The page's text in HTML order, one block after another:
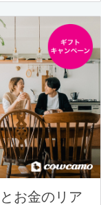
お金のリア